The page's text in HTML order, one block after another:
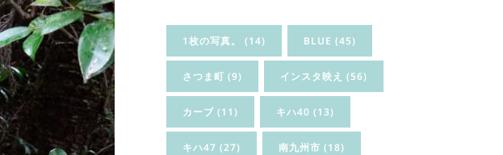
1枚の写真。 (14) BLUE (45)
さつま町 (9) インスタ映え (56)
カーブ (11) キハ40 (13)
キハ47 (27) 南九州市 (18)